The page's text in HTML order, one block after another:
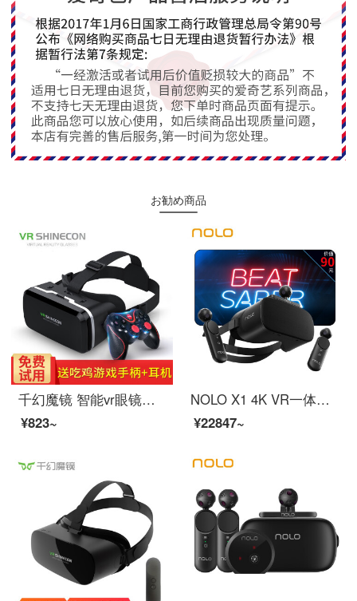
お勧め商品
千幻魔镜 智能vr眼镜虚拟现实ar眼镜VR一体机手机vr游戏机头戴式3D头盔11代 纳米膜镜片版+通用游戏手柄+耳机+VR会员+试用险
¥823~
NOLO X1 4K VR一体机 6DoF版 vr眼镜 虚拟现实 VR体感游戏机设备 无线串流steam vr 支持赛博朋克2077
¥22847~